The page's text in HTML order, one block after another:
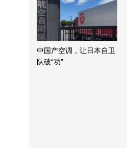
中国产空调，让日本自卫
队破“功”